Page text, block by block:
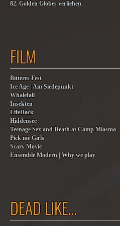
82. Golden Globes verliehen
FILM
Bitteres Fest
Ice Age | Am Siedepunkt
Whalefall
Insekten
LifeHack
Hiddensee
Teenage Sex and Death at Camp Miasma
Pick me Girls
Scary Movie
Ensemble Modern | Why we play
DEAD LIKE…